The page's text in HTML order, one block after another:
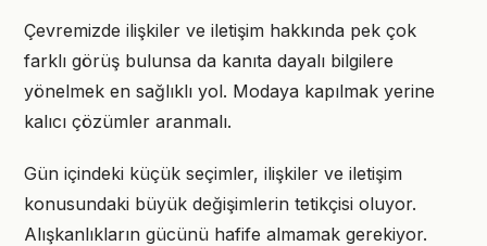
Çevremizde ilişkiler ve iletişim hakkında pek çok
farklı görüş bulunsa da kanıta dayalı bilgilere
yönelmek en sağlıklı yol. Modaya kapılmak yerine
kalıcı çözümler aranmalı.
Gün içindeki küçük seçimler, ilişkiler ve iletişim
konusundaki büyük değişimlerin tetikçisi oluyor.
Alışkanlıkların gücünü hafife almamak gerekiyor.